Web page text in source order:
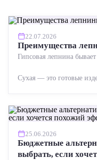
22.07.2026
Преимущества
Гипсовая лепнина
Сухая — это готовые
25.06.2026
Бюджетные
выбрать, если